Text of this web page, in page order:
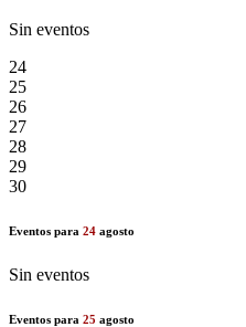
Sin eventos
24
25
26
27
28
29
30
Eventos para 24 agosto
Sin eventos
Eventos para 25 agosto